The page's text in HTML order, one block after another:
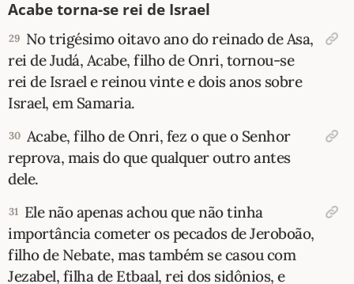
Acabe torna-se rei de Israel
29 No trigésimo oitavo ano do reinado de Asa,
rei de Judá, Acabe, filho de Onri, tornou-se
rei de Israel e reinou vinte e dois anos sobre
Israel, em Samaria.
30 Acabe, filho de Onri, fez o que o Senhor
reprova, mais do que qualquer outro antes
dele.
31 Ele não apenas achou que não tinha
importância cometer os pecados de Jeroboão,
filho de Nebate, mas também se casou com
Jezabel, filha de Etbaal, rei dos sidônios, e